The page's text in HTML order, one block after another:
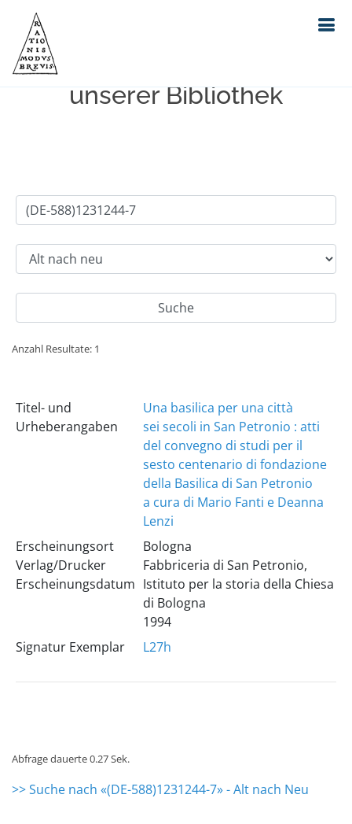
Einfache Suche im Bestand
unserer Bibliothek
Anzahl Resultate: 1
Titel- und
Urheberangaben
Una basilica per una città
sei secoli in San Petronio : atti
del convegno di studi per il
sesto centenario di fondazione
della Basilica di San Petronio
a cura di Mario Fanti e Deanna
Lenzi
Erscheinungsort
Verlag/Drucker
Erscheinungsdatum
Bologna
Fabbriceria di San Petronio,
Istituto per la storia della Chiesa
di Bologna
1994
Signatur Exemplar
L27h
Abfrage dauerte 0.27 Sek.
>> Suche nach «(DE-588)1231244-7» - Alt nach Neu